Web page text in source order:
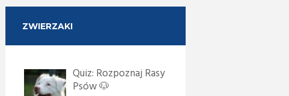
ZWIERZAKI
Quiz: Rozpoznaj Rasy
Psów 🐶